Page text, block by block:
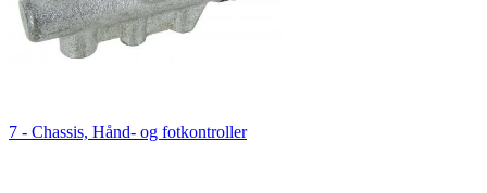
7 - Chassis, Hånd- og fotkontroller